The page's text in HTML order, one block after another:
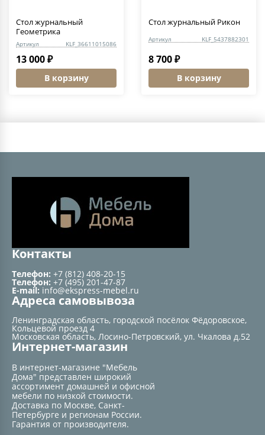
Стол журнальный
Геометрика
Артикул KLF_36611015086
13 000 ₽
В корзину
Стол журнальный Рикон
Артикул KLF_5437882301
8 700 ₽
В корзину
Контакты
Телефон: +7 (812) 408-20-15
Телефон: +7 (495) 201-47-87
E-mail: info@ekspress-mebel.ru
Адреса самовывоза
Ленинградская область, городской посёлок Фёдоровское,
Кольцевой проезд 4
Московская область, Лосино-Петровский, ул. Чкалова д.52
Интернет-магазин
В интернет-магазине "Мебель
Дома" представлен широкий
ассортимент домашней и офисной
мебели по низкой стоимости.
Доставка по Москве, Санкт-
Петербурге и регионам России.
Гарантия от производителя.